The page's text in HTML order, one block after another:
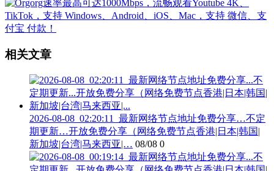
相关文章
2026-08-08_02:20:11_最新网络节点地址免费分享…不定
期更新…开放免费分享（网络免费节点香港|日本|韩国|
新加坡|台湾|马来西亚|… 08/08 0